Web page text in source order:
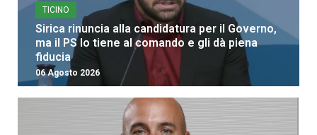
TICINO
Sirica rinuncia alla candidatura per il Governo,
ma il PS lo tiene al comando e gli dà piena
fiducia
06 Agosto 2026